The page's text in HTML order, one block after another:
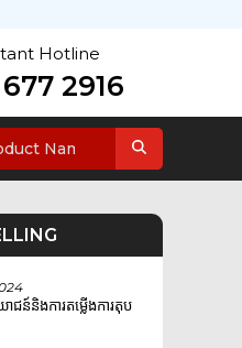
Hotline
2916
ជន៍និងការតម្លើងការតុប